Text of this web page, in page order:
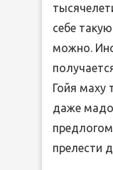
себе
можно.
Гойя маху
даже
прелести